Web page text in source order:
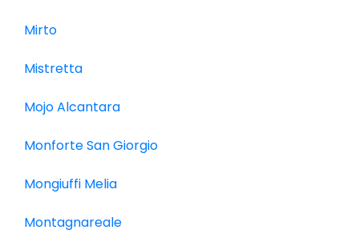
Mirto
Mistretta
Mojo Alcantara
Monforte San Giorgio
Mongiuffi Melia
Montagnareale